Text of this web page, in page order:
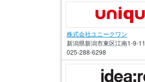
株式会社ユニークワン
新潟県新潟市東区江南1-9-11
025-288-6298